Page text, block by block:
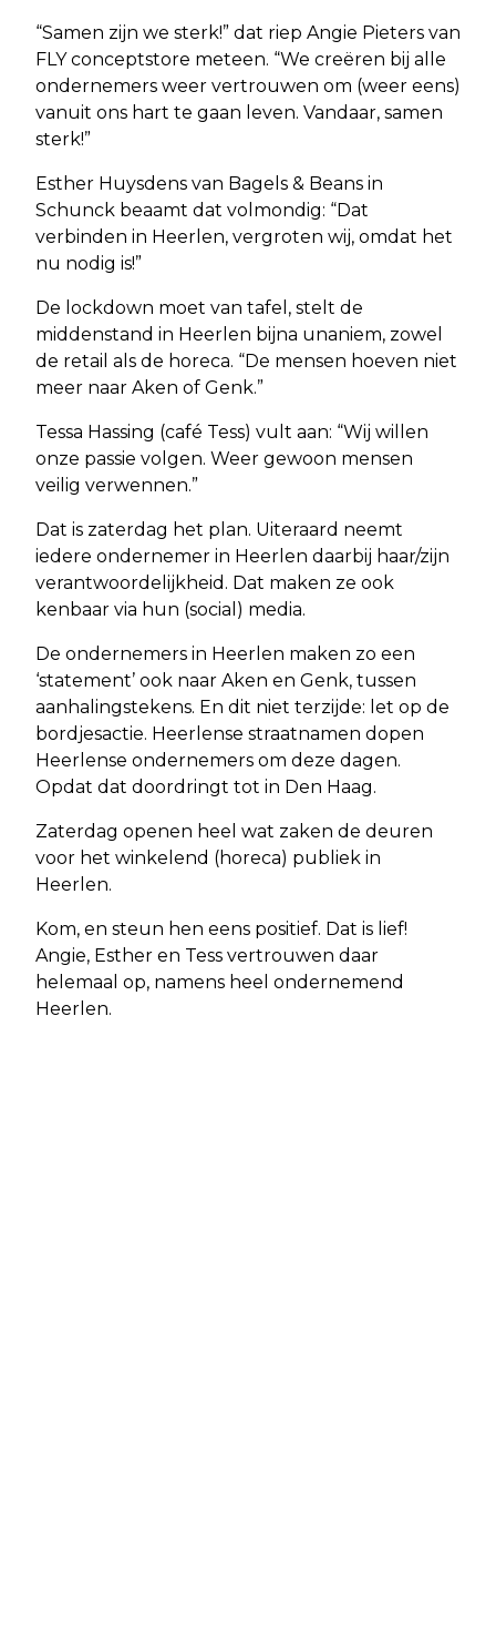
“Samen zijn we sterk!” dat riep Angie Pieters van
FLY conceptstore meteen. “We creëren bij alle
ondernemers weer vertrouwen om (weer eens)
vanuit ons hart te gaan leven. Vandaar, samen
sterk!”
Esther Huysdens van Bagels & Beans in
Schunck beaamt dat volmondig: “Dat
verbinden in Heerlen, vergroten wij, omdat het
nu nodig is!”
De lockdown moet van tafel, stelt de
middenstand in Heerlen bijna unaniem, zowel
de retail als de horeca. “De mensen hoeven niet
meer naar Aken of Genk.”
Tessa Hassing (café Tess) vult aan: “Wij willen
onze passie volgen. Weer gewoon mensen
veilig verwennen.”
Dat is zaterdag het plan. Uiteraard neemt
iedere ondernemer in Heerlen daarbij haar/zijn
verantwoordelijkheid. Dat maken ze ook
kenbaar via hun (social) media.
De ondernemers in Heerlen maken zo een
‘statement’ ook naar Aken en Genk, tussen
aanhalingstekens. En dit niet terzijde: let op de
bordjesactie. Heerlense straatnamen dopen
Heerlense ondernemers om deze dagen.
Opdat dat doordringt tot in Den Haag.
Zaterdag openen heel wat zaken de deuren
voor het winkelend (horeca) publiek in
Heerlen.
Kom, en steun hen eens positief. Dat is lief!
Angie, Esther en Tess vertrouwen daar
helemaal op, namens heel ondernemend
Heerlen.